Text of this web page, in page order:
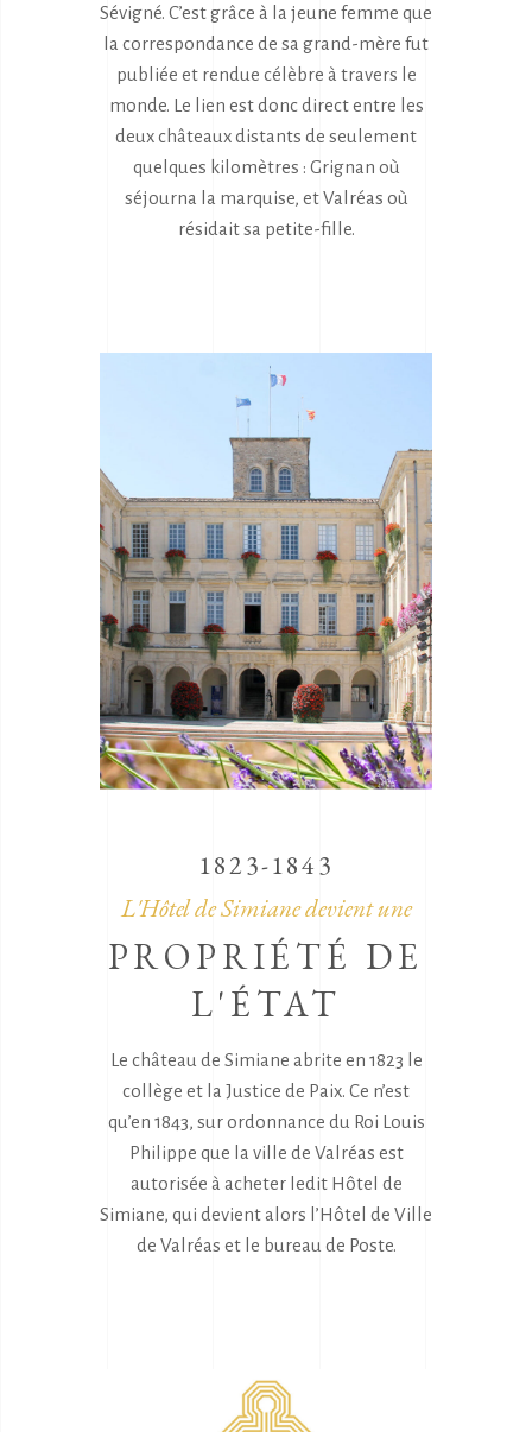
Sévigné. C’est grâce à la jeune femme que
la correspondance de sa grand-mère fut
publiée et rendue célèbre à travers le
monde. Le lien est donc direct entre les
deux châteaux distants de seulement
quelques kilomètres : Grignan où
séjourna la marquise, et Valréas où
résidait sa petite-fille.
1823-1843
L'Hôtel de Simiane devient une
PROPRIÉTÉ DE
L'ÉTAT
Le château de Simiane abrite en 1823 le
collège et la Justice de Paix. Ce n’est
qu’en 1843, sur ordonnance du Roi Louis
Philippe que la ville de Valréas est
autorisée à acheter ledit Hôtel de
Simiane, qui devient alors l’Hôtel de Ville
de Valréas et le bureau de Poste.